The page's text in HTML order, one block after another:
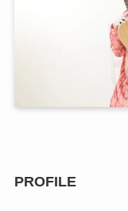
PROFILE